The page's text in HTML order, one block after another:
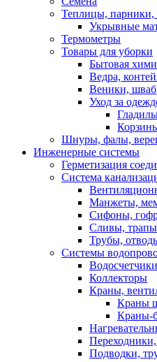
Теплицы, парники,
Укрывные
Термометры
Товары для уборки
Бытовая
Ведра,
Веники,
Уход за
Шнуры, фалы,
Инженерные системы
Герметизация
Система
Манжеты,
Сифоны,
Сливы,
Трубы,
Системы
Водосчетчики
Коллекторы
Краны,
Краны
Краны-
Подводки,